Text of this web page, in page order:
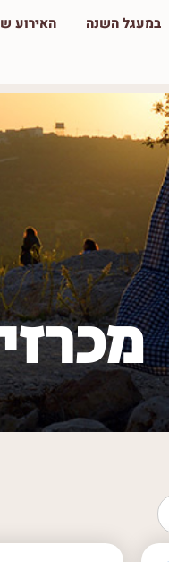
במעגל השנה האירוע